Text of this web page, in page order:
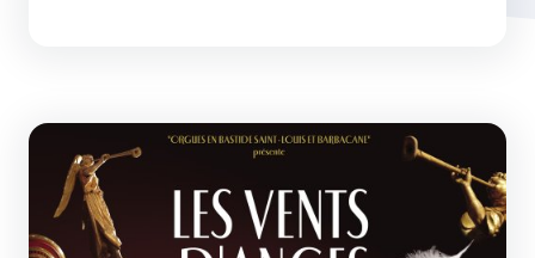
Les Vents d&#039;Anges